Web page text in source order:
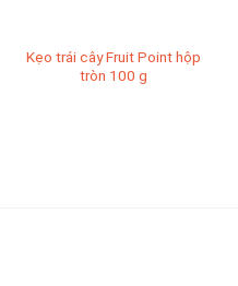
Kẹo trái cây Fruit Point hộp
tròn 100 g